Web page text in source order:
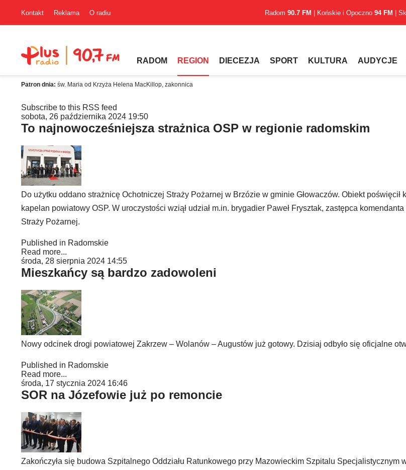
Kontakt Reklama O radiu Radom 90.7 FM | Końskie i Opoczno 94 FM |
RADOM REGION DIECEZJA SPORT KULTURA AUDYCJE
Patron dnia: św. Maria od Krzyża Helena MacKillop, zakonnica
Subscribe to this RSS feed
sobota, 26 października 2024 19:50
To najnowocześniejsza strażnica OSP w regionie radomskim
Do użytku oddano strażnicę Ochotniczej Straży Pożarnej w Brzózie w gminie Głowaczów. Obiekt poświęcił
kapelan powiatowy OSP. W uroczystości wziął udział m.in. brygadier Paweł Frysztak, zastępca
Straży Pożarnej.
Published in Radomskie
Read more...
środa, 28 sierpnia 2024 14:55
Mieszkańcy są bardzo zadowoleni
Nowy odcinek drogi powiatowej Zakrzew – Wolanów – Augustów już gotowy. Dzisiaj odbyło się oficjalne
Published in Radomskie
Read more...
środa, 17 stycznia 2024 16:46
SOR na Józefowie już po remoncie
Zakończyła się budowa Szpitalnego Oddziału Ratunkowego przy Mazowieckim Szpitalu Specjalistycznym